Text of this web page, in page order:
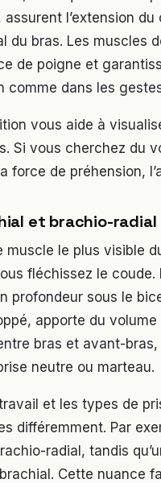
assurent l’extension
du bras. Les muscles
de poigne et
comme dans les
vous aide à
Si vous cherchez du
force de préhension,
et brachio-
muscle le plus visible
fléchissez le coude.
profondeur sous le
apporte du volume
bras et avant-
neutre ou marteau.
et les types de
différemment. Par
radial, tandis
Cette nuance